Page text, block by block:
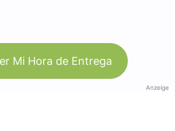
Mi Hora de Entrega
Anzeige